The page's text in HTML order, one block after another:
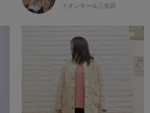
イオンモール三光店